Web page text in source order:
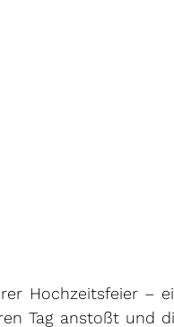
Hochzeitsfeier –
Tag anstoßt und